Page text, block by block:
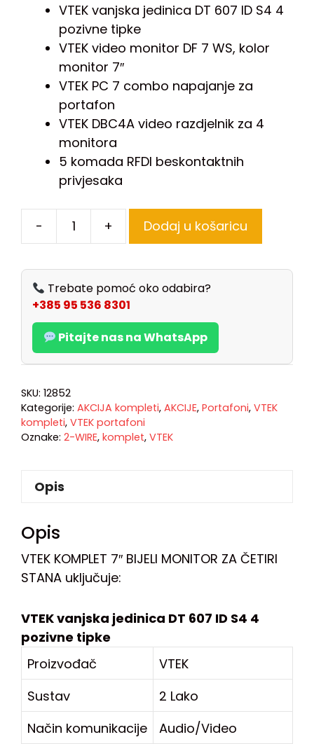
VTEK vanjska jedinica DT 607 ID S4 4
pozivne tipke
VTEK video monitor DF 7 WS, kolor
monitor 7″
VTEK PC 7 combo napajanje za
portafon
VTEK DBC4A video razdjelnik za 4
monitora
5 komada RFDI beskontaktnih
privjesaka
- + Dodaj u košaricu
Trebate pomoć oko odabira?
+385 95 536 8301
Pitajte nas na WhatsApp
SKU: 12852
Kategorije: AKCIJA kompleti, AKCIJE, Portafoni, VTEK
kompleti, VTEK portafoni
Oznake: 2-WIRE, komplet, VTEK
Opis
Opis
VTEK KOMPLET 7″ BIJELI MONITOR ZA ČETIRI
STANA uključuje:
VTEK vanjska jedinica DT 607 ID S4 4
pozivne tipke
Proizvođač
VTEK
Sustav
2 Lako
Način komunikacije
Audio/Video